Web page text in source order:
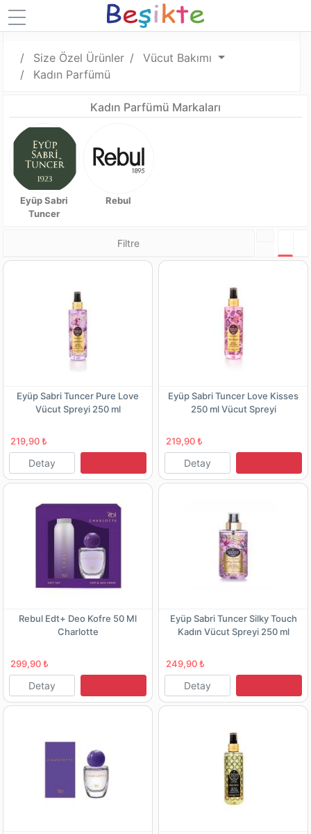
Size Özel Ürünler
Vücut Bakımı
Kadın Parfümü
Kadın Parfümü Markaları
Eyüp Sabri
Tuncer
Rebul
Filtre
Eyüp Sabri Tuncer Pure Love
Vücut Spreyi 250 ml
219,90 ₺
Detay
Eyüp Sabri Tuncer Love Kisses
250 ml Vücut Spreyi
219,90 ₺
Detay
Rebul Edt+ Deo Kofre 50 Ml
Charlotte
299,90 ₺
Detay
Eyüp Sabri Tuncer Silky Touch
Kadın Vücut Spreyi 250 ml
249,90 ₺
Detay